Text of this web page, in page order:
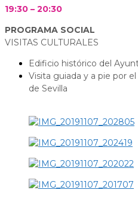
19:30 – 20:30
PROGRAMA SOCIAL
VISITAS CULTURALES
Edificio histórico del
Visita guiada y a pie por
de Sevilla